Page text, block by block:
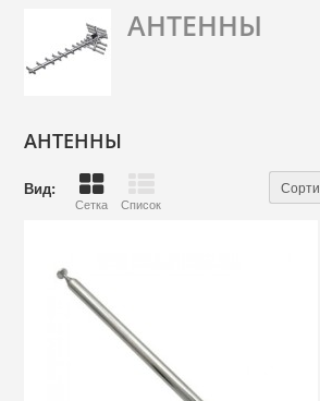
АНТЕННЫ
АНТЕННЫ
Вид:
Сетка Список